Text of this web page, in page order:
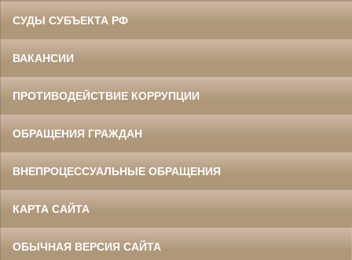
СУДЫ СУБЪЕКТА РФ
ВАКАНСИИ
ПРОТИВОДЕЙСТВИЕ КОРРУПЦИИ
ОБРАЩЕНИЯ ГРАЖДАН
ВНЕПРОЦЕССУАЛЬНЫЕ ОБРАЩЕНИЯ
КАРТА САЙТА
ОБЫЧНАЯ ВЕРСИЯ САЙТА